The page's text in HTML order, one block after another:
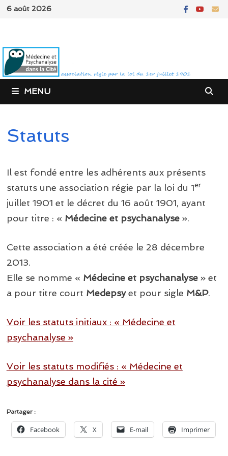
Passer
6 août 2026
MENU
Statuts
Il est fondé entre les adhérents aux présents
statuts une association régie par la loi du 1er
juillet 1901 et le décret du 16 août 1901, ayant
pour titre : « Médecine et psychanalyse».
Cette association a été créée le 28 décembre
2013.
Elle se nomme « Médecine et psychanalyse» et
a pour titre court Medepsyet pour sigle M&P.
Voir les statuts initiaux : « Médecine et
psychanalyse »
Voir les statuts modifiés : « Médecine et
psychanalyse dans la cité »
Partager :
Facebook X E-mail Imprimer